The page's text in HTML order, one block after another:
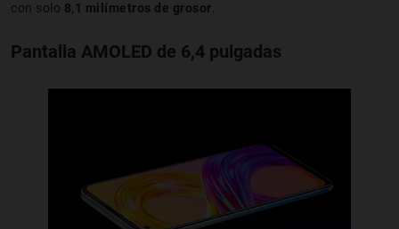
con solo 8,1 milímetros de grosor
Pantalla AMOLED de 6,4 pulgadas